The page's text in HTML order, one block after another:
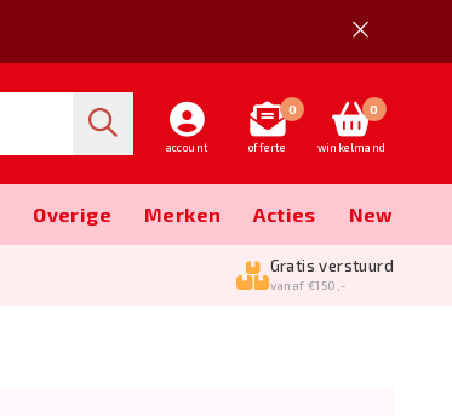
account
0
offerte
0
winkelmand
Overige Merken Acties New
Gratis verstuurd
vanaf €150,-